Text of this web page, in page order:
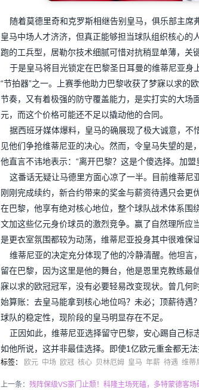
随着莫德里奇和克罗斯相继告别皇马，俱乐部主席
皇马中场人才济济，但真正能够担当球队组织核心
跑的工兵型，居勒尔技术细腻可惜对抗稍显单薄，关
于是皇马将目光锁定在巴黎圣日耳曼的维蒂尼亚
“节拍器”之一。上赛季他助力巴黎收获了梦寐以求的
节奏，又有着极强的防守覆盖能力，是实打实的大
元，而这个价格可能还不足以撬动他的合同。
据西班牙媒体爆料，皇马的确展现了极大诚意，
见他们争抢维蒂尼亚的决心。然而，令皇马失望的是
他直言不讳地表示：“离开巴黎？这是个傻选择。加
这番话无疑让马德里方面心凉了一半。目前维蒂
刚刚完成续约，新合约带来的奖金与薪资待遇只会
在巴黎，他享有绝对核心地位，整个球队战术体系围
文加这些亿元身价球员的激烈竞争。赢了自然理所应
是更衣室氛围都较为动荡，维蒂尼亚投身其中很难保
维蒂尼亚的决定充分体现了他的冷静清醒。他坦
留在巴黎，因为这里是他的舞台，他是恩里克教练
寐以求的欧冠冠军，没有必要轻易改变现状。曾几
始算账：去皇马能拿到核心地位吗？未必；顶薪待
球队的稳定性，现阶段的皇马明显存在不足。
正因如此，维蒂尼亚选择留守巴黎，安心踢自己标
如他所说，这并非最佳选择。即使1亿欧元重金都无
标签： 欧元 中场 欧冠 核心 贝林厄姆 皇马 年薪 待遇 维蒂
上一条： 残阵保级VS豪门止颓！科隆主场死磕，多特蒙德客场